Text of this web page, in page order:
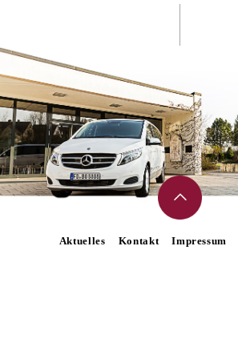
Aktuelles Kontakt Impressum